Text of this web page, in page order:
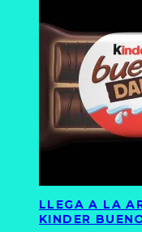
LLEGA A LA
KINDER